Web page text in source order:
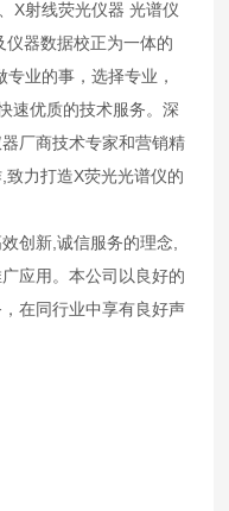
X射线荧光仪器 光谱仪
器数据校正为一体的
业的事，选择专业，
速优质的技术服务。深
厂商技术专家和营销精
力打造X荧光光谱仪的
新,诚信服务的理念,
应用。本公司以良好的
在同行业中享有良好声